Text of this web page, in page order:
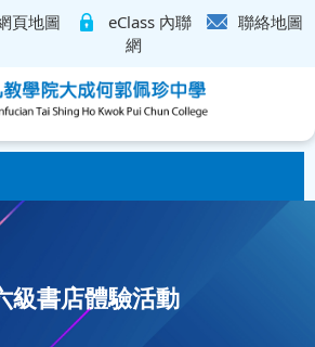
頁地圖
eClass 內聯
網
聯絡地圖
級書店體驗活動